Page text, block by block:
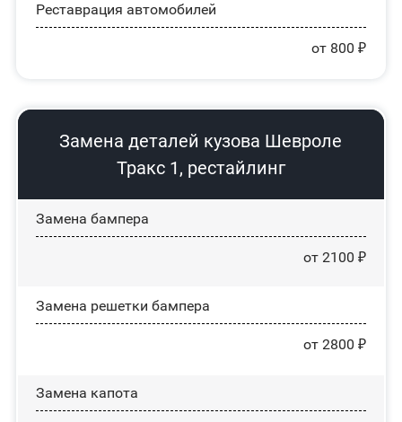
Реставрация автомобилей
от 800 ₽
Замена деталей кузова Шевроле
Тракс 1, рестайлинг
Замена бампера
от 2100 ₽
Замена решетки бампера
от 2800 ₽
Замена капота